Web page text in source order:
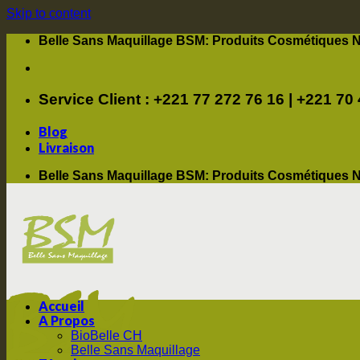
Skip to content
Belle Sans Maquillage BSM: Produits Cosmétiques
Service Client : +221 77 272 76 16 | +221 70
Blog
Livraison
Belle Sans Maquillage BSM: Produits Cosmétiques
Accueil
A Propos
BioBelle CH
Belle Sans Maquillage